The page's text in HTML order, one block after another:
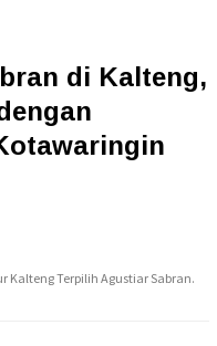
di Kalteng,
Kalteng Terpilih Agustiar Sabran.